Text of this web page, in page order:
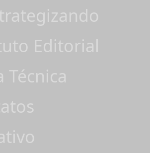
Editorial
Técnica